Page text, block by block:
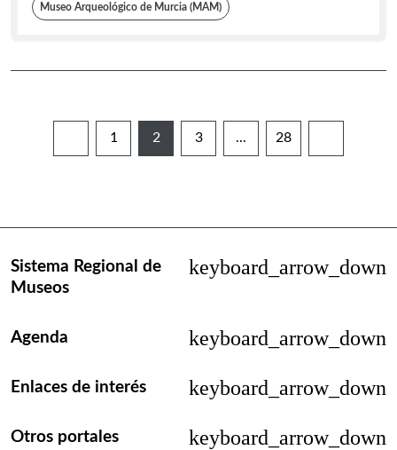
Museo Arqueológico de Murcia (MAM)
1 2 3 ... 28
Sistema Regional de
Museos
keyboard_arrow_down
Agenda keyboard_arrow_down
Enlaces de interés keyboard_arrow_down
Otros portales keyboard_arrow_down